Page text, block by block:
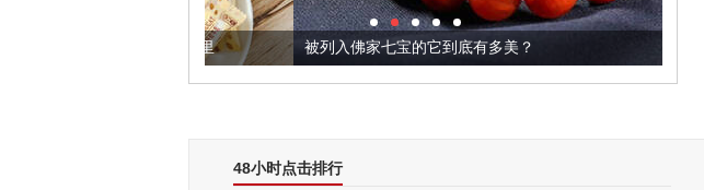
被列入佛家七宝的它到底有多美？ 这
48小时点击排行